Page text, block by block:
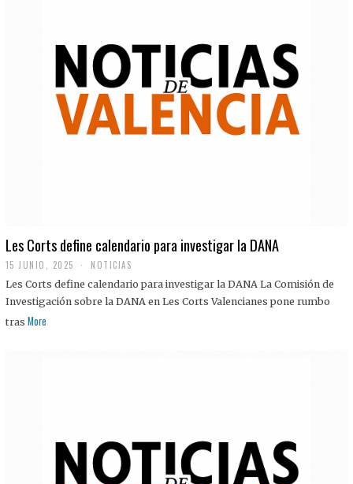
Les Corts define calendario para investigar la DANA
15 JUNIO, 2025 NOTICIAS
Les Corts define calendario para investigar la DANA La Comisión de
Investigación sobre la DANA en Les Corts Valencianes pone rumbo
tras More